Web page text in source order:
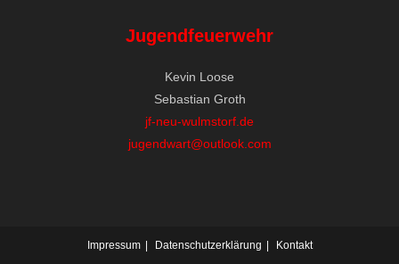
Jugendfeuerwehr
Kevin Loose
Sebastian Groth
jf-neu-wulmstorf.de
jugendwart@outlook.com
Impressum Datenschutzerklärung Kontakt